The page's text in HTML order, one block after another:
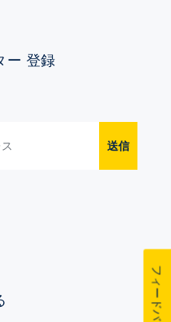
ー 登録
送信
フィードバック